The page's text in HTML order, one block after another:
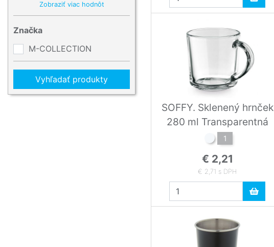
Zobraziť viac hodnôt
Značka
M-COLLECTION
Vyhľadať produkty
SOFFY. Sklenený hrnček
280 ml Transparentná
1
€ 2,21
€ 2,71 s DPH